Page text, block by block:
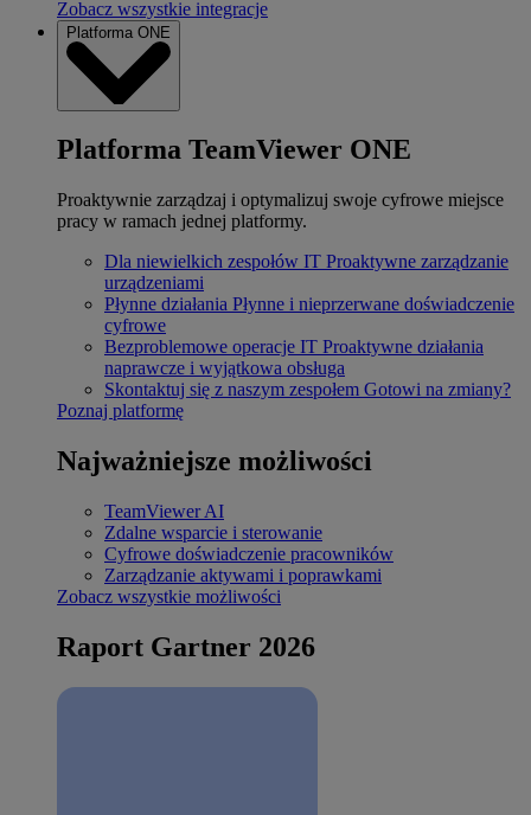
Zobacz wszystkie integracje
Platforma ONE
Platforma TeamViewer ONE
Proaktywnie zarządzaj i optymalizuj swoje cyfrowe miejsce
pracy w ramach jednej platformy.
Dla niewielkich zespołów IT Proaktywne zarządzanie
urządzeniami
Płynne działania Płynne i nieprzerwane doświadczenie
cyfrowe
Bezproblemowe operacje IT Proaktywne działania
naprawcze i wyjątkowa obsługa
Skontaktuj się z naszym zespołem Gotowi na zmiany?
Poznaj platformę
Najważniejsze możliwości
TeamViewer AI
Zdalne wsparcie i sterowanie
Cyfrowe doświadczenie pracowników
Zarządzanie aktywami i poprawkami
Zobacz wszystkie możliwości
Raport Gartner 2026